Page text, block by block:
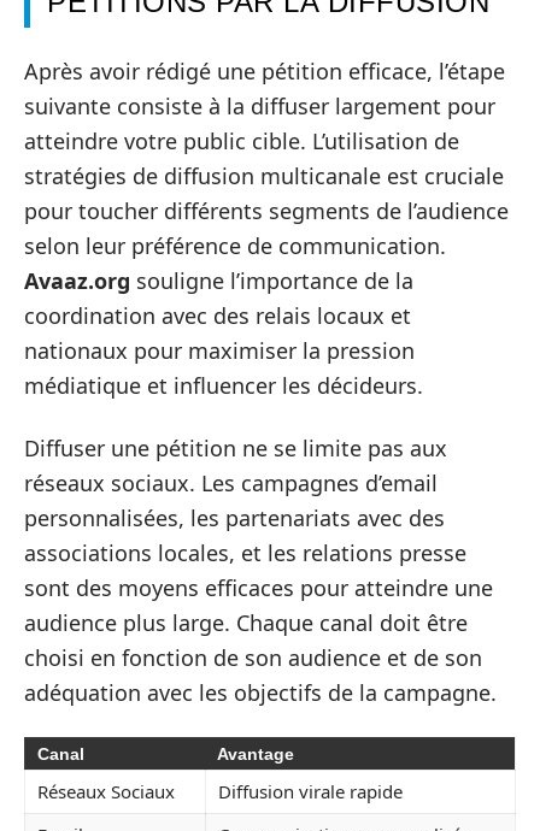
Après avoir rédigé une pétition efficace, l’étape
suivante consiste à la diffuser largement pour
atteindre votre public cible. L’utilisation de
stratégies de diffusion multicanale est cruciale
pour toucher différents segments de l’audience
selon leur préférence de communication.
Avaaz.org souligne l’importance de la
coordination avec des relais locaux et
nationaux pour maximiser la pression
médiatique et influencer les décideurs.
Diffuser une pétition ne se limite pas aux
réseaux sociaux. Les campagnes d’email
personnalisées, les partenariats avec des
associations locales, et les relations presse
sont des moyens efficaces pour atteindre une
audience plus large. Chaque canal doit être
choisi en fonction de son audience et de son
adéquation avec les objectifs de la campagne.
Canal Avantage
Réseaux Sociaux
Diffusion virale rapide